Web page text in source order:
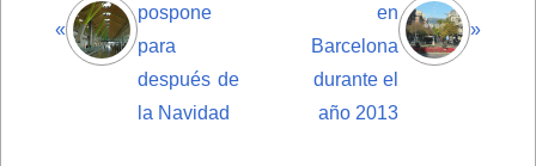
«
pospone
para
después de
la Navidad
en
Barcelona
durante el
año 2013
»